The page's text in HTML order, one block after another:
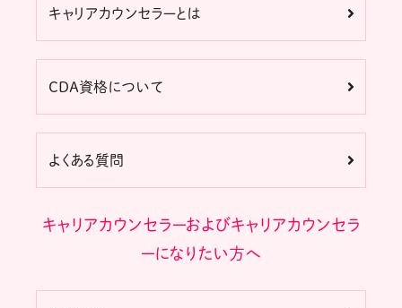
キャリアカウンセラーとは
CDA資格について
よくある質問
キャリアカウンセラーおよびキャリアカウンセラ
ーになりたい方へ